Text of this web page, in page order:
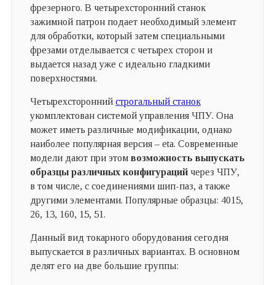
фрезерного. В четырехсторонний станок
зажимной патрон подает необходимый элемент
для обработки, который затем специальными
фрезами отделывается с четырех сторон и
выдается назад уже с идеально гладкими
поверхностями.
Четырехсторонний строгальный станок
укомплектован системой управления ЧПУ. Она
может иметь различные модификации, однако
наиболее популярная версия – eta. Современные
модели дают при этомвозможность выпускать
образцы различных конфигурацийчерез ЧПУ,
в том числе, с соединениями шип-паз, а также
другими элементами. Популярные образцы: 4015,
26, 13, 160, 15, 51.
Данный вид токарного оборудования сегодня
выпускается в различных вариантах. В основном
делят его на две большие группы: